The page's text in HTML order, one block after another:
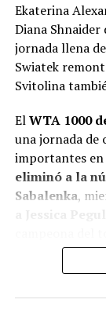
Nadia
húngaro de
Ekaterina
Diana Shnaider
jornada llena
Swiatek
Svitolina
ElWTA 1000
una jornada de
importantes en
eliminó a la
Sabalenka,
Iga Swiatek
,